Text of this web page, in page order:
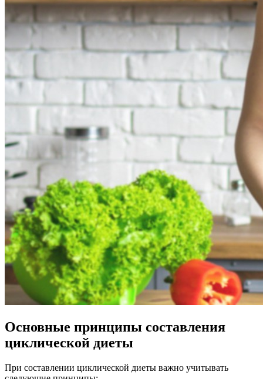
Основные принципы составления
циклической диеты
При составлении циклической диеты важно учитывать